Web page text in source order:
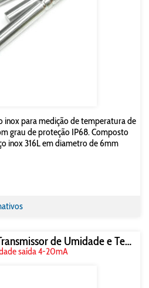
inox para medição de temperatura de
grau de proteção IP68. Composto
inox 316L em diametro de 6mm
de Umidade e Temperatura
saída 4-20mA